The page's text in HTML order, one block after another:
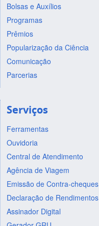
Bolsas e Auxílios
Programas
Prêmios
Popularização da Ciência
Comunicação
Parcerias
Serviços
Ferramentas
Ouvidoria
Central de Atendimento
Agência de Viagem
Emissão de Contra-cheques
Declaração de Rendimentos
Assinador Digital